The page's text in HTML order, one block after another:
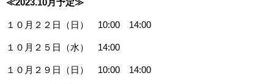
１０月２２日（日） 10:00 14:00
１０月２５日（水） 14:00
１０月２９日（日） 10:00 14:00